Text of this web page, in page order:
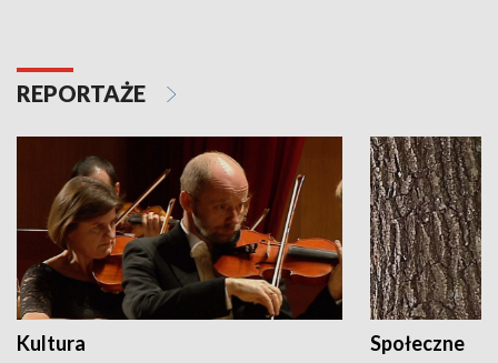
REPORTAŻE
Kultura Społeczne